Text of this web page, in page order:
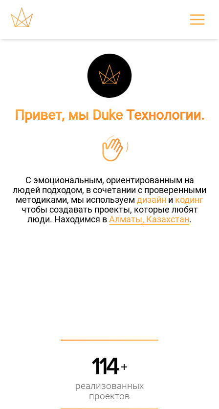
Привет, мы Duke Технологии.
C эмоциональным, ориентированным на
людей подходом, в сочетании с проверенными
методиками, мы используем дизайн и кодинг
чтобы создавать проекты, которые любят
люди. Находимся вАлматы, Казахстан.
114 +
реализованных
проектов